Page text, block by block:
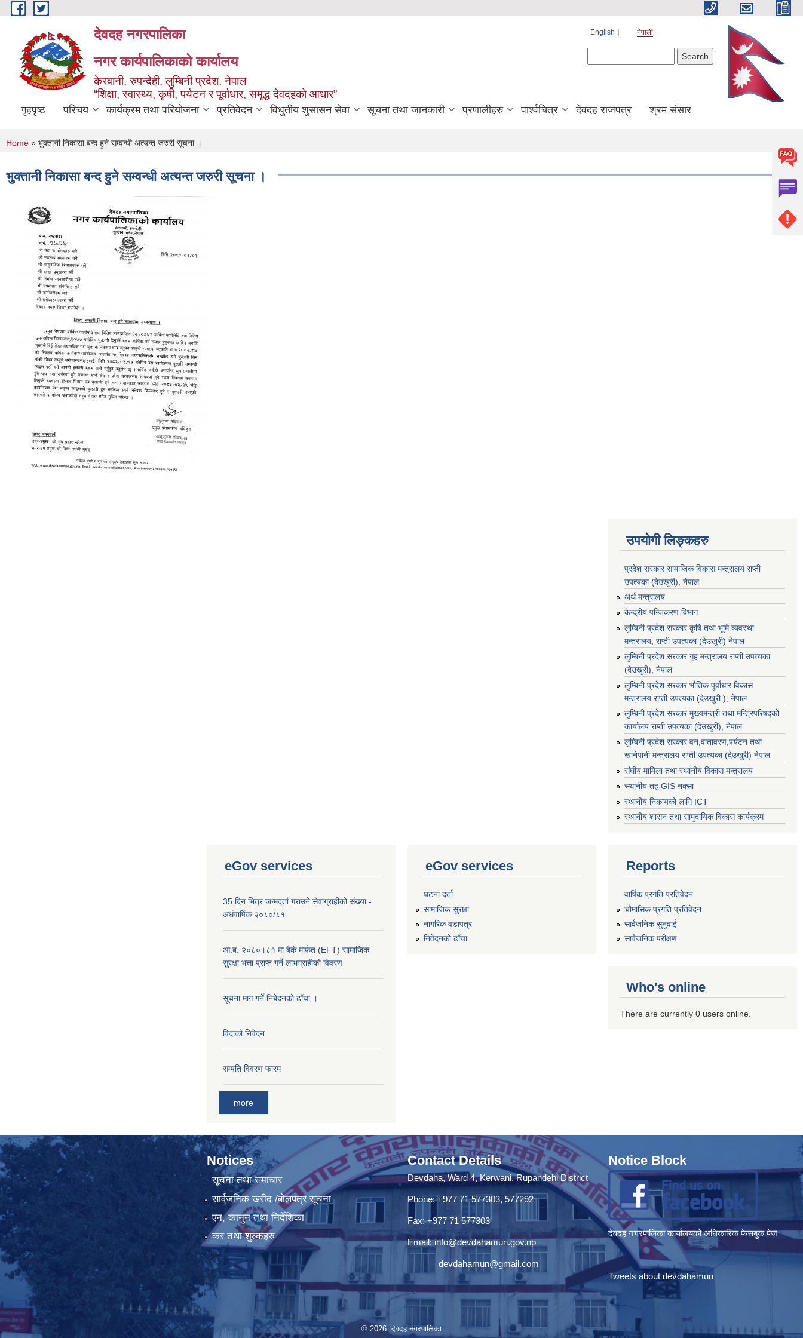
Skip to main content
देवदह नगरपालिका
नगर कार्यपालिकाको कार्यालय
केरवानी, रुपन्देही, लुम्बिनी प्रदेश, नेपाल
“शिक्षा, स्वास्थ्य, कृषी, पर्यटन र पूर्वाधार, समृद्ध देवदहको आधार”
English नेपाली
गृहपृष्ठ परिचय कार्यक्रम तथा परियोजना प्रतिवेदन विधुतीय शुसासन सेवा सूचना तथा जानकारी प्रणालीहरु पार्श्वचित्र देवदह राजपत्र श्रम संसार
You are here
Home » भुक्तानी निकासा बन्द हुने सम्वन्धी अत्यन्त जरुरी सूचना ।
भुक्तानी निकासा बन्द हुने सम्वन्धी अत्यन्त जरुरी सूचना ।
उपयोगी लिङ्कहरु
प्रदेश सरकार सामाजिक विकास मन्‍‍त्रालय राप्ती
उपत्यका (देउखुरी), नेपाल
अर्थ मन्त्रालय
केन्द्रीय पन्जिकरण विभाग
लुम्बिनी प्रदेश सरकार कृषि तथा भूमि व्यवस्था
मन्त्रालय, राप्ती उपत्यका (देउखुरी) नेपाल
लुम्बिनी प्रदेश सरकार गृह मन्त्रालय राप्ती उपत्यका
(देउखुरी), नेपाल
लुम्बिनी प्रदेश सरकार भौतिक पूर्वाधार विकास
मन्त्रालय राप्ती उपत्यका (देउखुरी ), नेपाल
लुम्बिनी प्रदेश सरकार मुख्यमन्त्री तथा मन्त्रिपरिषद्को
कार्यालय राप्ती उपत्यका (देउखुरी), नेपाल
लुम्बिनी प्रदेश सरकार वन,वातावरण,पर्यटन तथा
खानेपानी मन्त्रालय राप्ती उपत्यका (देउखुरी) नेपाल
संघीय मामिला तथा स्थानीय विकास मन्त्रालय
स्थानीय तह GIS नक्सा
स्थानीय निकायको लागि ICT
स्थानीय शासन तथा सामुदायिक विकास कार्यक्रम
eGov services
35 दिन भित्र जन्मदर्ता गराउने सेवाग्राहीको संख्या -
अर्धवार्षिक २०८०/८१
आ.ब. २०८०।८१ मा बैकं मार्फत (EFT) सामाजिक
सुरक्षा भत्ता प्राप्त गर्ने लाभग्राहीको विवरण
सूचना माग गर्ने निबेदनको ढाँचा ।
विदाको निवेदन
सम्पति विवरण फारम
more
eGov services
घटना दर्ता
सामाजिक सुरक्षा
नागरिक वडापत्र
निवेदनको ढाँचा
Reports
वार्षिक प्रगति प्रतिवेदन
चौमासिक प्रगति प्रतिवेदन
सार्वजनिक सुनुवाई
सार्वजनिक परीक्षण
Who's online
There are currently 0 users online.
Notices
सूचना तथा समाचार
सार्वजनिक खरीद /बोलपत्र सूचना
एन, कानुन तथा निर्देशिका
कर तथा शुल्कहरु
Contact Details
Devdaha, Ward 4, Kerwani, Rupandehi District
Phone: +977 71 577303, 577292
Fax: +977 71 577303
Email:info@devdahamun.gov.np
devdahamun@gmail.com
Notice Block
देवदह नगरपालिका कार्यालयको अधिकारिक फेसबुक पेज
Tweets about devdahamun
© 2026 देवदह नगरपालिका